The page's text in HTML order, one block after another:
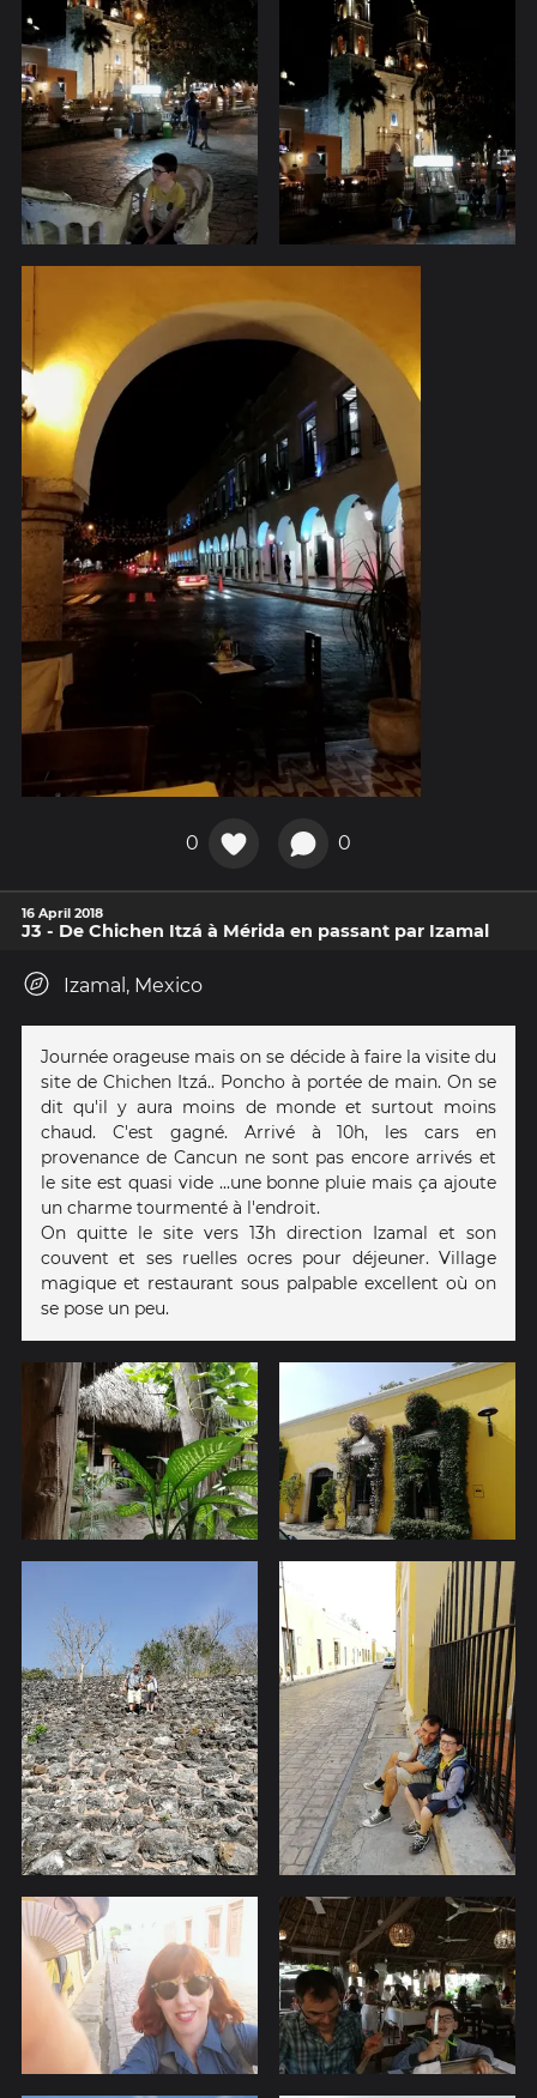
0 0
16 April 2018
J3 - De Chichen Itzá à Mérida en passant par Izamal
Izamal, Mexico
Journée orageuse mais on se décide à faire la visite du
site de Chichen Itzá.. Poncho à portée de main. On se
dit qu'il y aura moins de monde et surtout moins
chaud. C'est gagné. Arrivé à 10h, les cars en
provenance de Cancun ne sont pas encore arrivés et
le site est quasi vide ...une bonne pluie mais ça ajoute
un charme tourmenté à l'endroit.
On quitte le site vers 13h direction Izamal et son
couvent et ses ruelles ocres pour déjeuner. Village
magique et restaurant sous palpable excellent où on
se pose un peu.